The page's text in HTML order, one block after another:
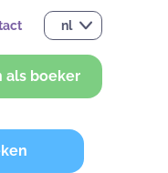
nl
als boeker